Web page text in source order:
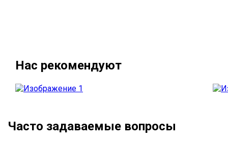
Нас рекомендуют
Часто задаваемые вопросы